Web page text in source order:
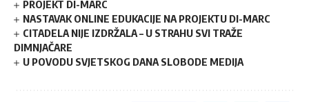
PROJEKT DI-MARC
NASTAVAK ONLINE EDUKACIJE NA PROJEKTU DI-MARC
CITADELA NIJE IZDRŽALA – U STRAHU SVI TRAŽE
DIMNJAČARE
U POVODU SVJETSKOG DANA SLOBODE MEDIJA